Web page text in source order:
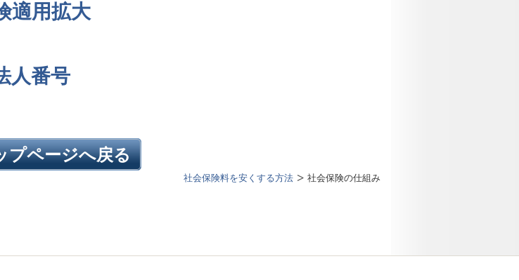
適用拡大
人番号
プページへ戻る
社会保険料を安くする方法 社会保険の仕組み